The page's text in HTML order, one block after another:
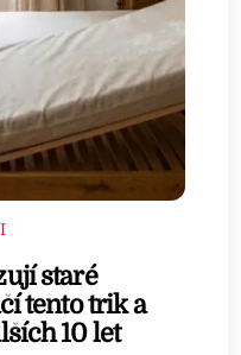
staré
tento trik a
10 let